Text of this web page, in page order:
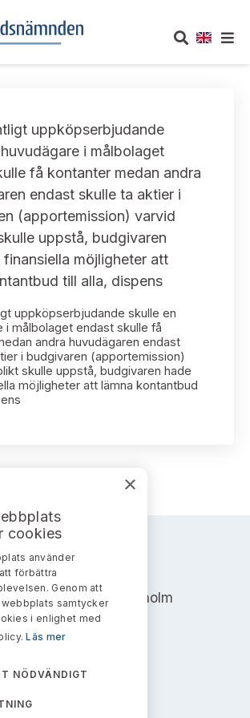
och konsultation
efter publiceringsdatum
ämnesvis
för reglerade marknader och vissa
ansökningar och uttalanden
ärenden
uppköpserbjudande
i målbolaget
få kontanter medan andra
endast skulle ta aktier i
(apportemission) varvid
uppstå, budgivaren
finansiella möjligheter att
till alla, dispens
uppköpserbjudande skulle en
i målbolaget endast skulle få
andra huvudägaren endast
i budgivaren (apportemission)
skulle uppstå, budgivaren hade
möjligheter att lämna kontantbud
7354, 103 90 Stockholm
×
cookies
använder
förbättra
Genom att
webbplats samtycker
i enlighet med
Läs mer
NÖDVÄNDIGT